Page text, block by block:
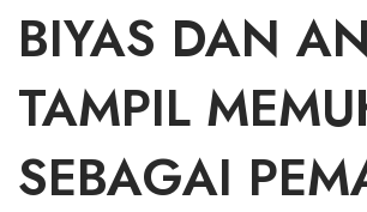
BIYAS DAN
TAMPIL
SEBAGAI